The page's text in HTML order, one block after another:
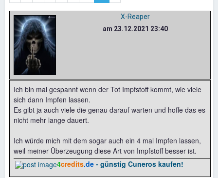
X-Reaper
am 23.12.2021 23:40
Ich bin mal gespannt wenn der Tot Impfstoff kommt, wie viele
sich dann Impfen lassen.
Es gibt ja auch viele die genau darauf warten und hoffe das es
nicht mehr lange dauert.
Ich würde mich mit dem sogar auch ein 4 mal Impfen lassen,
weil meiner Überzeugung diese Art von Impfstoff besser ist.
4credits.de - günstig Cuneros kaufen!